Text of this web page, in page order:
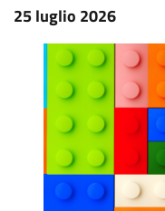
25 luglio 2026